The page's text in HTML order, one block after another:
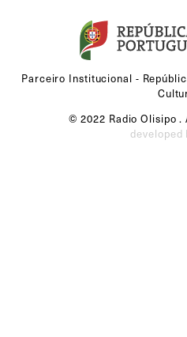
Parceiro Institucional -
© 2022 Radio Olisipo .
developed